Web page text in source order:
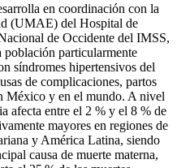
en coordinación con la
(UMAE) del Hospital de
de Occidente del IMSS,
población particularmente
síndromes hipertensivos del
de complicaciones, partos
México y en el mundo. A nivel
afecta entre el 2 % y el 8 % de
mayores en regiones de
y América Latina, siendo
causa de muerte materna,